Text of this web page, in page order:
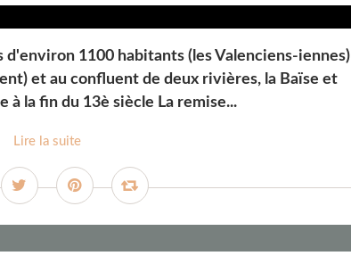
d'environ 1100 habitants (les Valenciens-iennes)
et au confluent de deux rivières, la Baïse et
à la fin du 13è siècle La remise...
Lire la suite